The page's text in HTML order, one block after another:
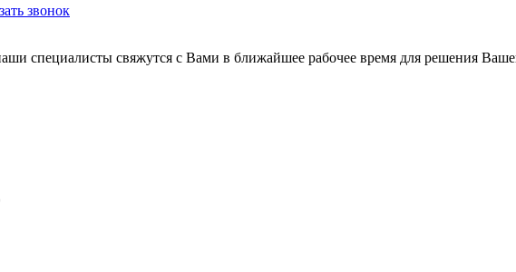
звонок
специалисты свяжутся с Вами в ближайшее рабочее время для решения